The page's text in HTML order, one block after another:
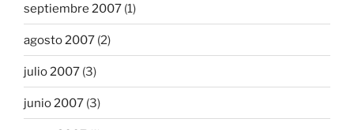
septiembre 2007 (1)
agosto 2007 (2)
julio 2007 (3)
junio 2007 (3)